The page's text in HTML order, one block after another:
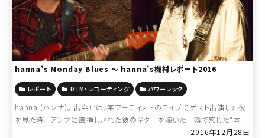
hanna’s Monday Blues ～ hanna’s機材レポート2016
レポート DTM・レコーディング パワーレック
hanna (ハンナ)。 出会いは、某アーティストのライブでゲスト出演した彼
を見た時。 アンプに直挿しされた彼のギターを聴いた一瞬で感じた“本
物”。 あまりにピュアでまっすぐな音。 エレキギターから聴こえてく
2016年12月28日